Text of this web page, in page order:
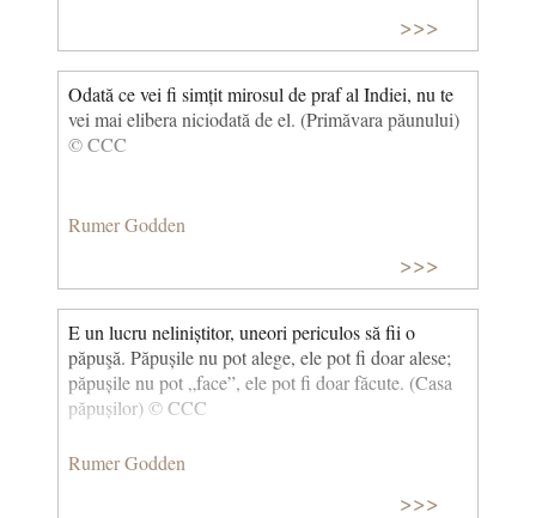
singur, vei fi deprimat; trebuie să te aștepți la asta;
dacă ți-ai antrena corpul, te-ar durea și te-ar obosi.
Merită. Există un proverb hindus care spune: 'Creşti
doar atunci când eşti singur'. (Până aici şi nu mai
departe) © CCC
>>>
Odată ce vei fi simțit mirosul de praf al Indiei, nu te
vei mai elibera niciodată de el. (Primăvara păunului)
© CCC
Rumer Godden
>>>
E un lucru neliniștitor, uneori periculos să fii o
păpuşă. Păpușile nu pot alege, ele pot fi doar alese;
păpușile nu pot „face”, ele pot fi doar făcute. (Casa
păpușilor) © CCC
Rumer Godden
>>>